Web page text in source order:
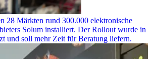
28 Märkten rund 300.000 elektronische
Solum installiert. Der Rollout wurde in
und soll mehr Zeit für Beratung liefern.